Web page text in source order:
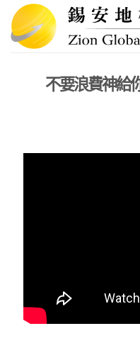
Skip
content
不要浪費神給